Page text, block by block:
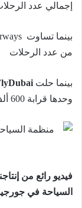
إجمالي عدد
بينما تساوت
من عدد الرحلات
بينما حلت
وحدها قرابة 600 ألف راكب عربي إلى جورجيا في عام 2018
فيديو رائع من
السياحة في جورجيا 2019 ..